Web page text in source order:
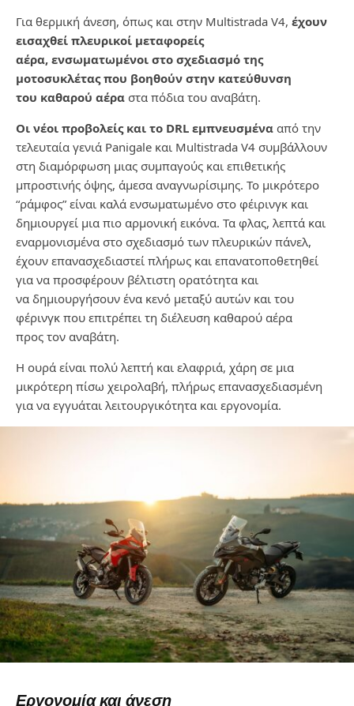
Για θερμική άνεση, όπως και στην Multistrada V4, έχουν
εισαχθεί πλευρικοί μεταφορείς
αέρα, ενσωματωμένοι στο σχεδιασμό της
μοτοσυκλέτας που βοηθούν στην κατεύθυνση
του καθαρού αέρα στα πόδια του αναβάτη.
Οι νέοι προβολείς και το DRL εμπνευσμένα από την
τελευταία γενιά Panigale και Multistrada V4 συμβάλλουν
στη διαμόρφωση μιας συμπαγούς και επιθετικής
μπροστινής όψης, άμεσα αναγνωρίσιμης. Το μικρότερο
“ράμφος” είναι καλά ενσωματωμένο στο φέιρινγκ και
δημιουργεί μια πιο αρμονική εικόνα. Τα φλας, λεπτά και
εναρμονισμένα στο σχεδιασμό των πλευρικών πάνελ,
έχουν επανασχεδιαστεί πλήρως και επανατοποθετηθεί
για να προσφέρουν βέλτιστη ορατότητα και
να δημιουργήσουν ένα κενό μεταξύ αυτών και του
φέρινγκ που επιτρέπει τη διέλευση καθαρού αέρα
προς τον αναβάτη.
Η ουρά είναι πολύ λεπτή και ελαφριά, χάρη σε μια
μικρότερη πίσω χειρολαβή, πλήρως επανασχεδιασμένη
για να εγγυάται λειτουργικότητα και εργονομία.
Εργονομία και άνεση